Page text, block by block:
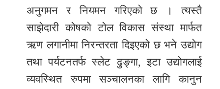
अनुगमन र नियमन गरिएको छ । त्यस्तै
साझेदारी कोषको टोल विकास संस्था मार्फत
ऋण लगानीमा निरन्तरता दिइएको छ भने उद्योग
तथा पर्यटनतर्फ स्लेट ढुङ्गा, इटा उद्योगलाई
व्यवस्थित रुपमा सञ्चालनका लागि कानुन